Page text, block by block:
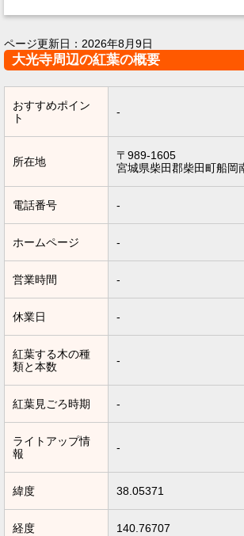
ページ更新日： 2026年8月9日
大光寺周辺の紅葉の概要
おすすめポイン
ト
-
所在地
〒989-1605
宮城県柴田郡柴田町船岡
電話番号 -
ホームページ -
営業時間 -
休業日 -
紅葉する木の種
類と本数
-
紅葉見ごろ時期 -
ライトアップ情
報
-
緯度 38.05371
経度 140.76707